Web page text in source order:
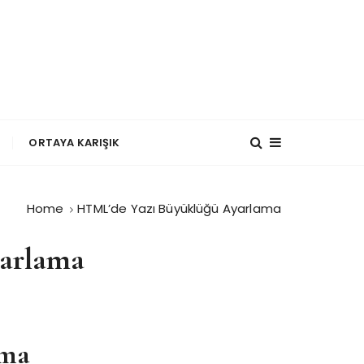
ORTAYA KARIŞIK
Home HTML’de Yazı Büyüklüğü Ayarlama